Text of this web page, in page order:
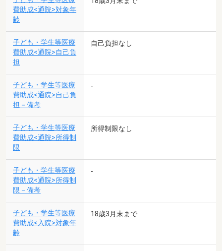
費助成<通院>対象年
齢
子ども・学生等医療
費助成<通院>自己負
担
自己負担なし
子ども・学生等医療
費助成<通院>自己負
担－備考
-
子ども・学生等医療
費助成<通院>所得制
限
所得制限なし
子ども・学生等医療
費助成<通院>所得制
限－備考
-
子ども・学生等医療
費助成<入院>対象年
齢
18歳3月末まで